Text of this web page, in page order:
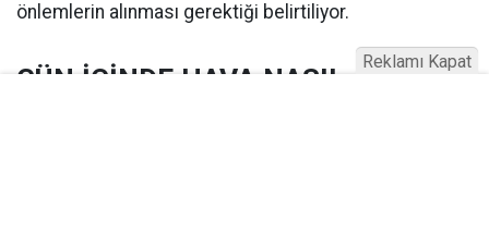
önlemlerin alınması gerektiği belirtiliyor.
GÜN İÇİNDE HAVA NASIL
Reklamı Kapat